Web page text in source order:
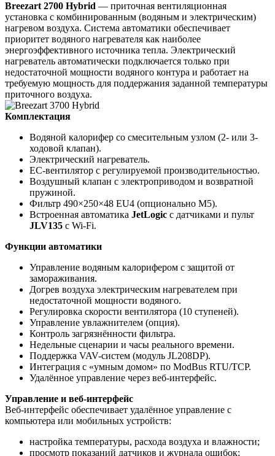
Breezart 2700 Hybrid — приточная вентиляционная
установка с комбинированным (водяным и электрическим)
нагревом воздуха. Система автоматики обеспечивает
приоритет водяного нагревателя как наиболее
энергоэффективного источника тепла. Электрический
нагреватель автоматически подключается только при
недостаточной мощности водяного контура и работает на
требуемую мощность для поддержания заданной температуры
приточного воздуха.
Комплектация
Водяной калорифер со смесительным узлом (2- или 3-
ходовой клапан).
Электрический нагреватель.
EC-вентилятор с регулируемой производительностью.
Воздушный клапан с электроприводом и возвратной
пружиной.
Фильтр 490×250×48 EU4 (опционально M5).
Встроенная автоматика JetLogic с датчиками и пульт
JLV135 с Wi-Fi.
Функции автоматики
Управление водяным калорифером с защитой от
замораживания.
Догрев воздуха электрическим нагревателем при
недостаточной мощности водяного.
Регулировка скорости вентилятора (10 ступеней).
Управление увлажнителем (опция).
Контроль загрязнённости фильтра.
Недельные сценарии и часы реального времени.
Поддержка VAV-систем (модуль JL208DP).
Интеграция с «умным домом» по ModBus RTU/TCP.
Удалённое управление через веб-интерфейс.
Управление и веб-интерфейс
Веб-интерфейс обеспечивает удалённое управление с
компьютера или мобильных устройств:
настройка температуры, расхода воздуха и влажности;
просмотр показаний датчиков и журнала ошибок;